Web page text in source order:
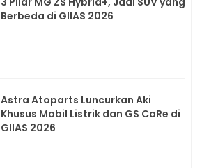
Berbeda di GIIAS 2026
Astra Atoparts Luncurkan Aki
Khusus Mobil Listrik dan GS CaRe di
GIIAS 2026